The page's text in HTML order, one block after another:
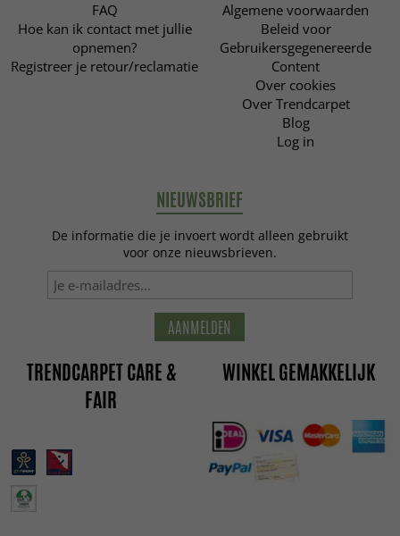
FAQ
Hoe kan ik contact met jullie
opnemen?
Registreer je retour/reclamatie
Algemene voorwaarden
Beleid voor
Gebruikersgegenereerde
Content
Over cookies
Over Trendcarpet
Blog
Log in
NIEUWSBRIEF
De informatie die je invoert wordt alleen gebruikt
voor onze nieuwsbrieven.
AANMELDEN
TRENDCARPET CARE &
FAIR
WINKEL GEMAKKELIJK